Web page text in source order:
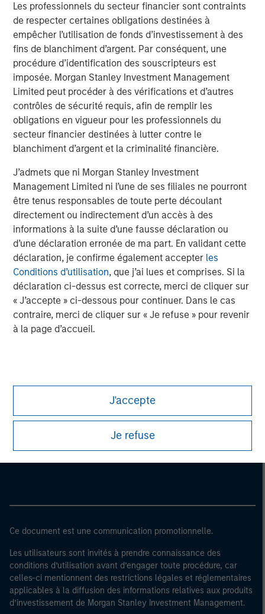
Les professionnels du secteur financier sont contraints
de respecter certaines obligations destinées à
empêcher l’utilisation de fonds d’investissement à des
fins de blanchiment d’argent. Par conséquent, une
procédure d’identification des souscripteurs est
imposée. Morgan Stanley Investment Management
Limited peut procéder à des vérifications et d’autres
contrôles de sécurité requis, afin de remplir les
obligations en vigueur pour les professionnels du
secteur financier destinées à lutter contre le
blanchiment d’argent et la criminalité financière.
J’admets que ni Morgan Stanley Investment
Management Limited ni l’une de ses filiales ne pourront
être tenus responsables de toute perte découlant
directement ou indirectement d’un accès à des
informations à la suite d’une fausse déclaration ou
d’une déclaration erronée de ma part. En validant cette
déclaration, je confirme également accepter les
Conditions d’utilisation, que j’ai lues et comprises. Si la
déclaration ci-dessus est correcte, merci de cliquer sur
« J’accepte » ci-dessous pour continuer. Dans le cas
contraire, merci de cliquer sur « Je refuse » pour revenir
à la page d’accueil.
J'accepte
Je refuse
The views and opinions are those of the author as of the date of
publication and are subject to change at any time due to market
or economic conditions and may not necessarily come to pass.
The views expressed do not reflect the opinions of all
investment personnel at Morgan Stanley Investment
Management (MSIM) and its subsidiaries and affiliates
(collectively the Firm”), and may not be reflected in all the
strategies and products that the Firm offers.
This material is a general communication, which is not impartial,
is for informational and educational purposes only, not a
recommendation to purchase or sell specific securities, or to
adopt any particular investment strategy. Information does not
individual investors.
Any charts and graphs provided are for illustrative purposes
only. Any performance quoted represents past performance
Past performance does not guarantee future results
investments involve risks, including the possible loss of
principal.
For the complete content and important disclosures, refer to
the disclosures at the back of the material.
Morgan Stanley Careers
Ce document est une communication promotionnelle.
Les utilisateurs sont invités à prendre connaissance des
conditions d’utilisation avant d’engager toute procédure, car
celles-ci mentionnent des restrictions légales et réglementaires
applicables à la diffusion des informations relatives aux produits
d’investissement de Morgan Stanley Investment Management.